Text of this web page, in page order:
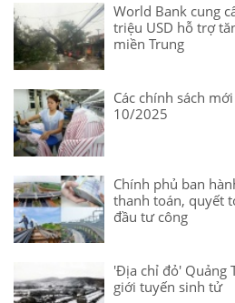
World Bank cung
triệu USD hỗ trợ
miền Trung
Các chính sách
10/2025
Chính phủ ban
thanh toán, quyết
đầu tư công
'Địa chỉ đỏ' Quảng
giới tuyến sinh tử